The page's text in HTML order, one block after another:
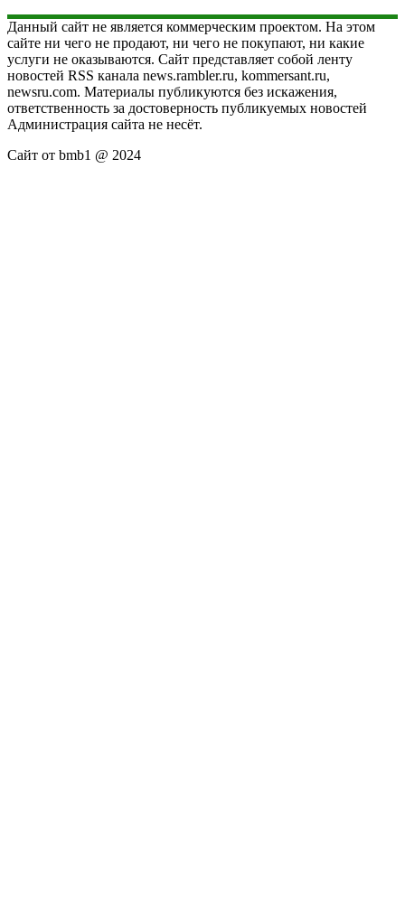
Данный сайт не является коммерческим проектом. На этом
сайте ни чего не продают, ни чего не покупают, ни какие
услуги не оказываются. Сайт представляет собой ленту
новостей RSS канала news.rambler.ru, kommersant.ru,
newsru.com. Материалы публикуются без искажения,
ответственность за достоверность публикуемых новостей
Администрация сайта не несёт.
Сайт от bmb1 @ 2024